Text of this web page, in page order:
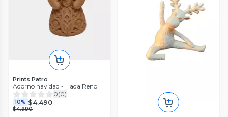
Prints Patro
Adorno navidad - Hada Reno
0(0)
10% $4.490
$4.990